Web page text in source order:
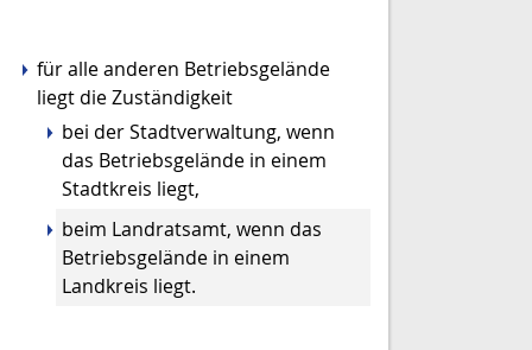
für alle anderen Betriebsgelände
liegt die Zuständigkeit
bei der Stadtverwaltung, wenn
das Betriebsgelände in einem
Stadtkreis liegt,
beim Landratsamt, wenn das
Betriebsgelände in einem
Landkreis liegt.